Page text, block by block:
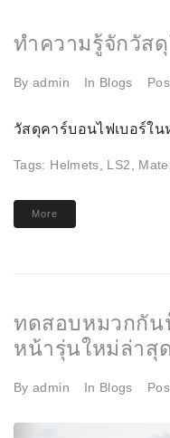
ทำความรู้จักวัส
Byadmin In Blogs
วัสดุคาร์บอนไฟเบอร์ใ
Tags: Helmets LS2
More
ทดสอบหมวกกัน
หน้ารุ่นใหม่ล่าสุ
Byadmin In Blogs